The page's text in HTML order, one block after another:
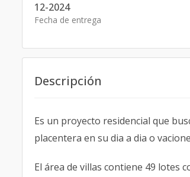
12-2024
Fecha de entrega
Descripción
Es un proyecto residencial que
placentera en su dia a dia o
El área de villas contiene 49 lotes